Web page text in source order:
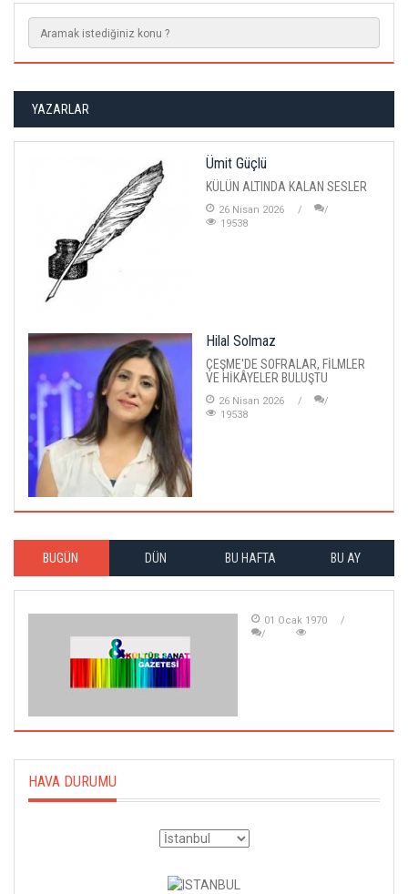
YAZARLAR
Ümit Güçlü
KÜLÜN ALTINDA KALAN SESLER
26 Nisan 2026
19538
Hilal Solmaz
ÇEŞME'DE SOFRALAR, FİLMLER
VE HİKÂYELER BULUŞTU
26 Nisan 2026
19538
BUGÜN DÜN BU HAFTA BU AY
01 Ocak 1970
HAVA DURUMU